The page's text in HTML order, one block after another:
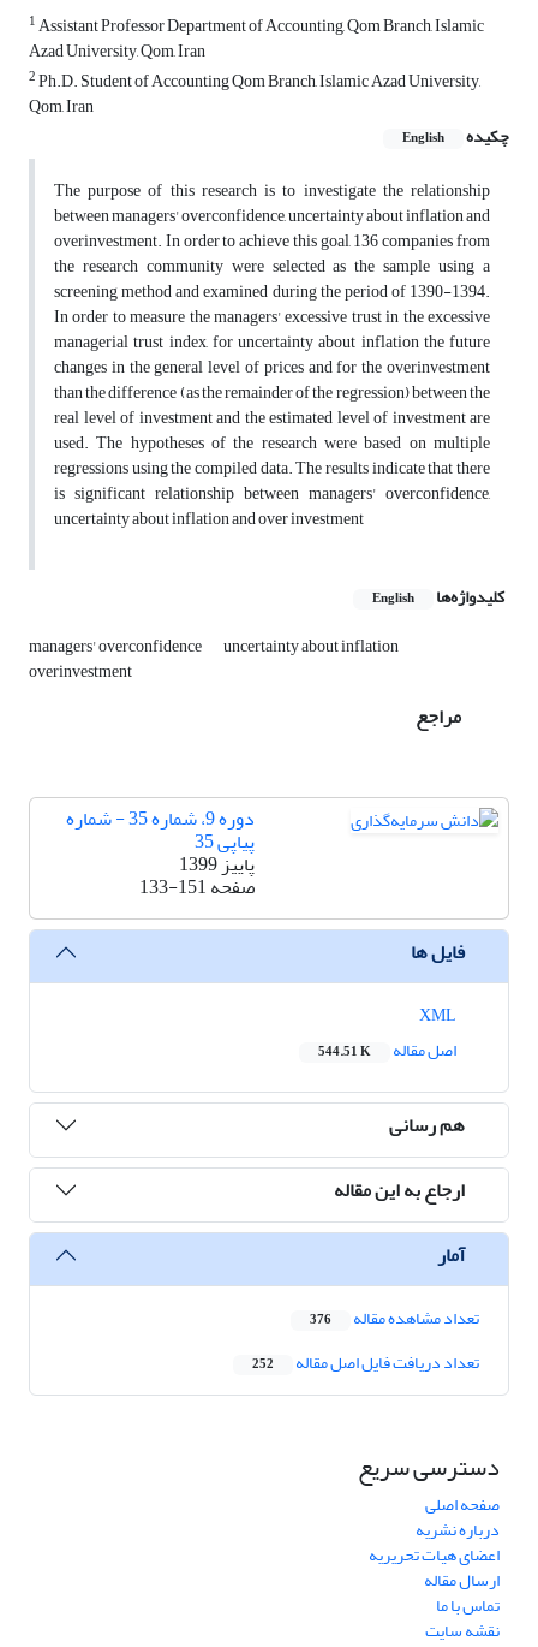
1Assistant Professor Department of Accounting, Qom Branch, Islamic
Azad University, Qom, Iran
2Ph.D. Student of Accounting Qom Branch, Islamic Azad University,
Qom, Iran
چکیده
English
The purpose of this research is to investigate the relationship
between managers' overconfidence, uncertainty about inflation and
overinvestment. In order to achieve this goal, 136 companies from
the research community were selected as the sample using a
screening method and examined during the period of 1390-1394.
In order to measure the managers' excessive trust in the excessive
managerial trust index, for uncertainty about inflation the future
changes in the general level of prices and for the overinvestment
than the difference (as the remainder of the regression) between the
real level of investment and the estimated level of investment are
used. The hypotheses of the research were based on multiple
regressions using the compiled data. The results indicate that there
is significant relationship between managers' overconfidence,
uncertainty about inflation and over investment
کلیدواژه‌ها English
managers' overconfidence uncertainty about inflation
overinvestment
مراجع
دوره 9، شماره 35 - شماره
پیاپی 35
پاییز 1399
صفحه133-151
فایل ها
اصل مقاله
544.51 K
هم رسانی
ارجاع به این مقاله
آمار
تعداد مشاهده مقاله 376
تعداد دریافت فایل اصل مقاله 252
دسترسی سریع
صفحه اصلی
درباره نشریه
اعضای هیات تحریریه
ارسال مقاله
تماس با ما
نقشه سایت